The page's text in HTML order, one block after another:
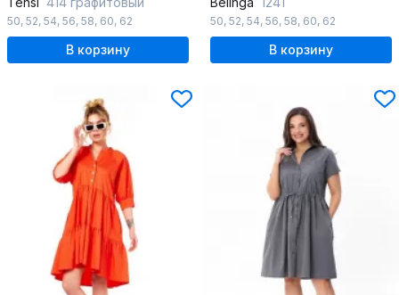
50, 52, 54, 56, 58, 60, 62
В корзину
50, 52, 54, 56, 58, 60, 62
В корзину